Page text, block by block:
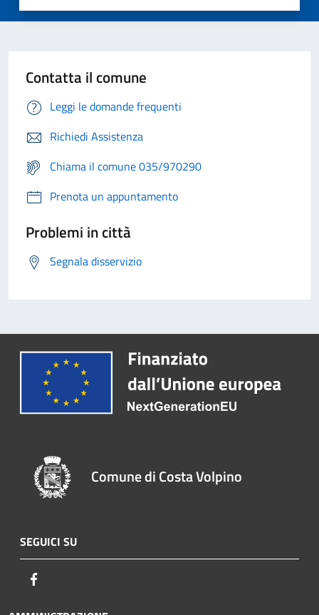
Contatta il comune
Leggi le domande frequenti
Richiedi Assistenza
Chiama il comune 035/970290
Prenota un appuntamento
Problemi in città
Segnala disservizio
Comune di Costa Volpino
SEGUICI SU